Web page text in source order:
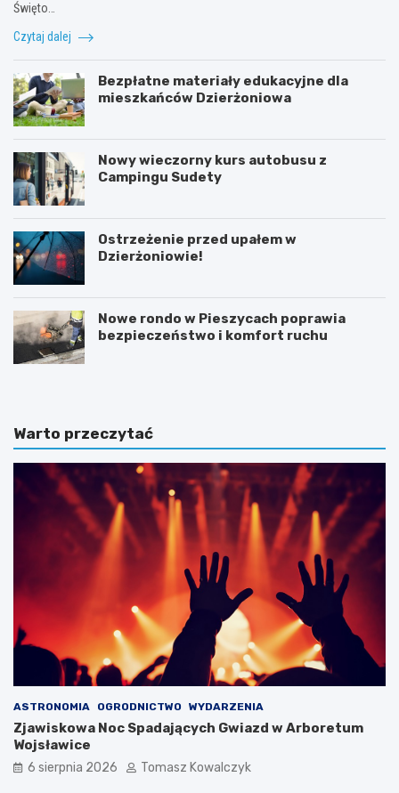
Święto…
Czytaj dalej
Bezpłatne materiały edukacyjne dla
mieszkańców Dzierżoniowa
Nowy wieczorny kurs autobusu z
Campingu Sudety
Ostrzeżenie przed upałem w
Dzierżoniowie!
Nowe rondo w Pieszycach poprawia
bezpieczeństwo i komfort ruchu
Warto przeczytać
ASTRONOMIA OGRODNICTWO WYDARZENIA
Zjawiskowa Noc Spadających Gwiazd w Arboretum
Wojsławice
6 sierpnia 2026 Tomasz Kowalczyk